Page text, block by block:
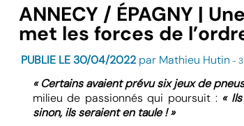
ANNECY / ÉPAGNY |
met les forces de
PUBLIE LE 30/04/2022par Mathieu Hutin -
« Certains avaient prévu six jeux de
milieu de passionnés qui poursuit : «
sinon, ils seraient en taule ! »